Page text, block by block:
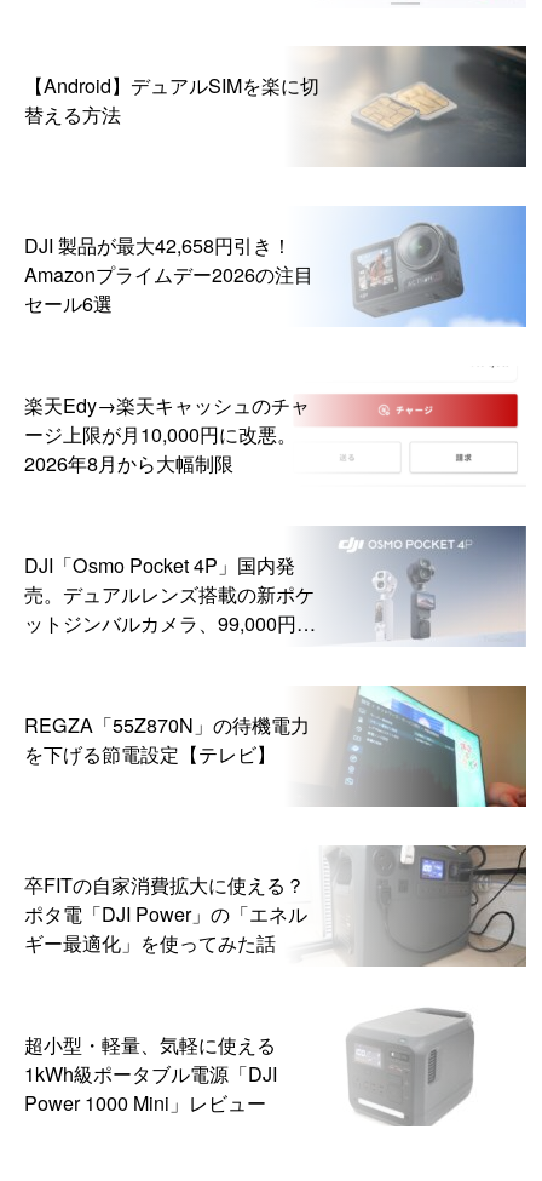
【Android】デュアルSIMを楽に切
替える方法
DJI 製品が最大42,658円引き！
Amazonプライムデー2026の注目
セール6選
楽天Edy→楽天キャッシュのチャ
ージ上限が月10,000円に改悪。
2026年8月から大幅制限
DJI「Osmo Pocket 4P」国内発
売。デュアルレンズ搭載の新ポケ
ットジンバルカメラ、99,000円か
REGZA「55Z870N」の待機電力
を下げる節電設定【テレビ】
卒FITの自家消費拡大に使える？
ポタ電「DJI Power」の「エネル
ギー最適化」を使ってみた話
超小型・軽量、気軽に使える
1kWh級ポータブル電源「DJI
Power 1000 Mini」レビュー